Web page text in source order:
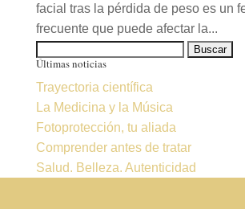
facial tras la pérdida de peso es un
frecuente que puede afectar la...
Últimas noticias
Trayectoria científica
La Medicina y la Música
Fotoprotección, tu aliada
Comprender antes de tratar
Salud. Belleza. Autenticidad